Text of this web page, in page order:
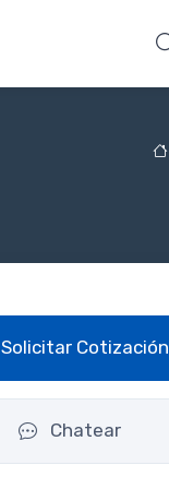
Solicitar Cotización
Chatear